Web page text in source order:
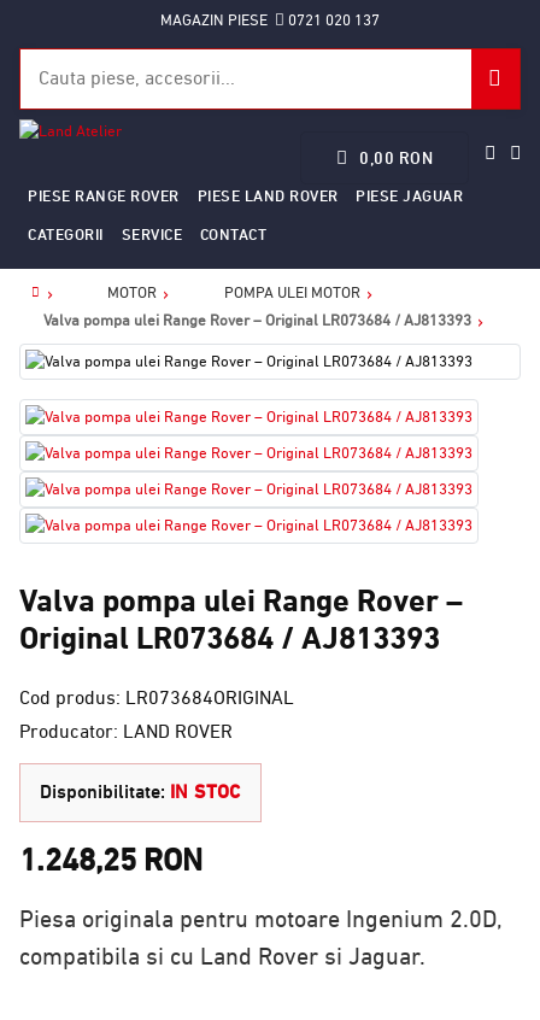
MAGAZIN PIESE 0721 020 137
0,00 RON
PIESE RANGE ROVER PIESE LAND ROVER PIESE JAGUAR
CATEGORII SERVICE CONTACT
Home
MOTOR
POMPA ULEI MOTOR
Valva pompa ulei Range Rover – Original LR073684 / AJ813393
Valva pompa ulei Range Rover –
Original LR073684 / AJ813393
Cod produs: LR073684ORIGINAL
Producator: LAND ROVER
Disponibilitate: IN STOC
1.248,25 RON
Piesa originala pentru motoare Ingenium 2.0D,
compatibila si cu Land Rover si Jaguar.